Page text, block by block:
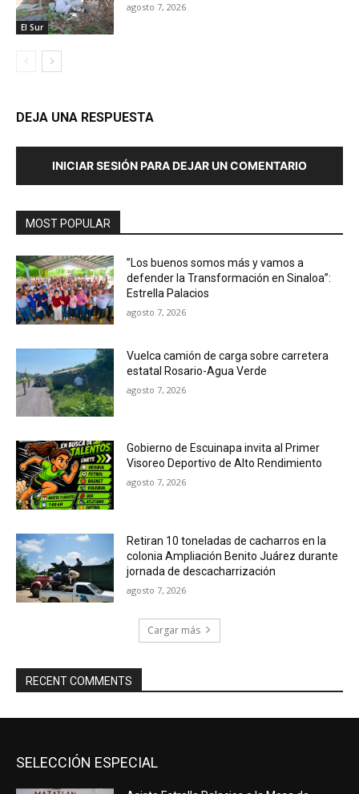
El Sur
agosto 7, 2026
DEJA UNA RESPUESTA
INICIAR SESIÓN PARA DEJAR UN COMENTARIO
MOST POPULAR
”Los buenos somos más y vamos a
defender la Transformación en Sinaloa”:
Estrella Palacios
agosto 7, 2026
Vuelca camión de carga sobre carretera
estatal Rosario-Agua Verde
agosto 7, 2026
Gobierno de Escuinapa invita al Primer
Visoreo Deportivo de Alto Rendimiento
agosto 7, 2026
Retiran 10 toneladas de cacharros en la
colonia Ampliación Benito Juárez durante
jornada de descacharrización
agosto 7, 2026
Cargar más
RECENT COMMENTS
SELECCIÓN ESPECIAL